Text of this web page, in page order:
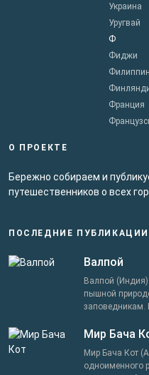
Украина
Уругвай
Ф
Фиджи
Франция
О ПРОЕКТЕ
Бережно собираем и
путешественников о всех
ПОСЛЕДНИЕ ПУБЛИКАЦИИ
Валпой
Валпой (Индия)
пышной
заповедникам.
Мир Бача
Мир Бача Кот
одноименного